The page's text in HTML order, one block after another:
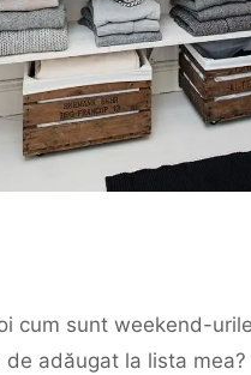
cum sunt weekend-
de adăugat la lista mea?